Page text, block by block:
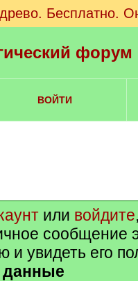
Бесплатно.
ВОЙТИ
или войдите
сообщение
и увидеть его
данные